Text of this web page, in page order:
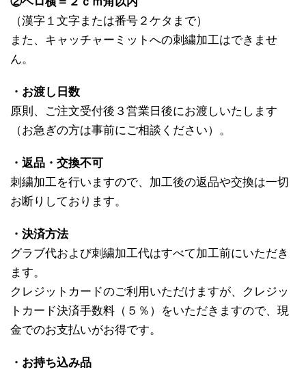
（漢字１文字または番号２ケタまで）
また、キャッチャーミットへの刺繍加工はできませ
ん。
・お渡し日数
原則、ご注文受付後３営業日後にお渡しいたします
（お急ぎの方は事前にご相談ください）。
・返品・交換不可
刺繍加工を行いますので、加工後の返品や交換は一切
お断りしております。
・決済方法
グラブ代および刺繍加工代はすべて加工前にいただき
ます。
クレジットカードのご利用いただけますが、クレジッ
トカード決済手数料（５％）をいただきますので、現
金でのお支払いがお得です。
・お持ち込み品